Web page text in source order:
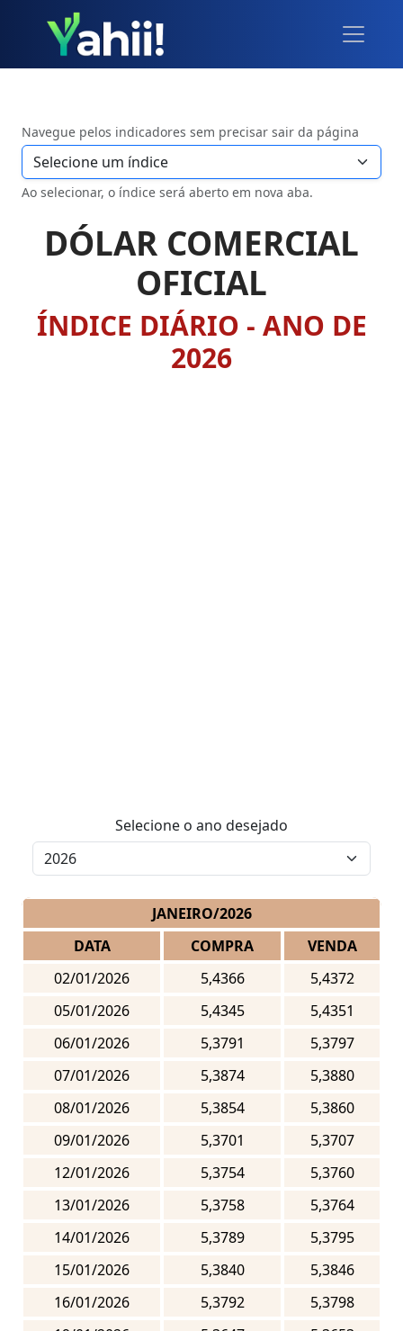
Navegue pelos indicadores sem precisar sair da página
Ao selecionar, o índice será aberto em nova aba.
DÓLAR COMERCIAL
OFICIAL
ÍNDICE DIÁRIO - ANO DE
2026
Selecione o ano desejado
JANEIRO/2026
DATA
COMPRA
VENDA
02/01/2026
5,4366
5,4372
05/01/2026
5,4345
5,4351
06/01/2026
5,3791
5,3797
07/01/2026
5,3874
5,3880
08/01/2026
5,3854
5,3860
09/01/2026
5,3701
5,3707
12/01/2026
5,3754
5,3760
13/01/2026
5,3758
5,3764
14/01/2026
5,3789
5,3795
15/01/2026
5,3840
5,3846
16/01/2026
5,3792
5,3798